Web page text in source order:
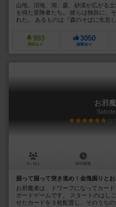
山地、沼地、湖、森、砂漠が広がる
を得た冒険者たち。 彼らは独自に、
れた。 あるものは『森のそばに生息
993
興味あり
3050
経験あり
お邪
3～10人 30分前後
掘って掘って突き進め！金塊掘りと
お邪魔者は、ドワーフになってカー
ボードゲームです。 スタートのはし
せたカードを３枚配置し、そのうちの